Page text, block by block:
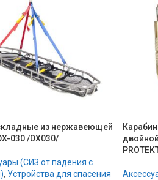
из нержавеющей
030 /DX030/
(СИЗ от падения с
, Устройства для спасения